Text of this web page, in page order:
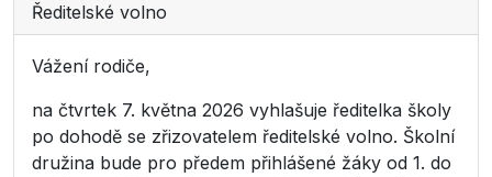
Ředitelské volno
Vážení rodiče,
na čtvrtek 7. května 2026 vyhlašuje ředitelka školy
po dohodě se zřizovatelem ředitelské volno. Školní
družina bude pro předem přihlášené žáky od 1. do